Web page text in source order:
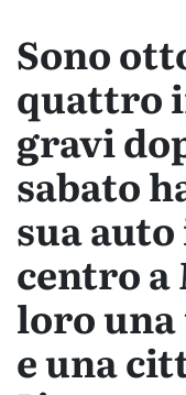
Sono
quattro
gravi
sabato
sua
centro a
loro
e una